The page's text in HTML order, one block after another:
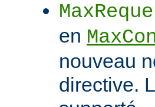
en
nouveau
directive.